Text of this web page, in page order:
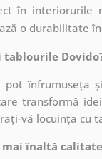
în interiorurile
o durabilitate
tablourile
pot înfrumuseța
transformă
vă locuința cu
mai înaltă calitate